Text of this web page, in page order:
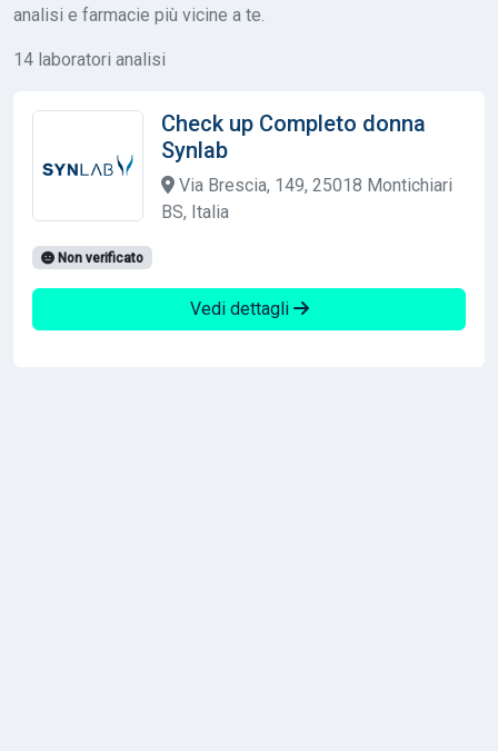
analisi e farmacie più vicine a te.
14 laboratori analisi
Check up Completo donna
Synlab
Via Brescia, 149, 25018 Montichiari
BS, Italia
Non verificato
Vedi dettagli